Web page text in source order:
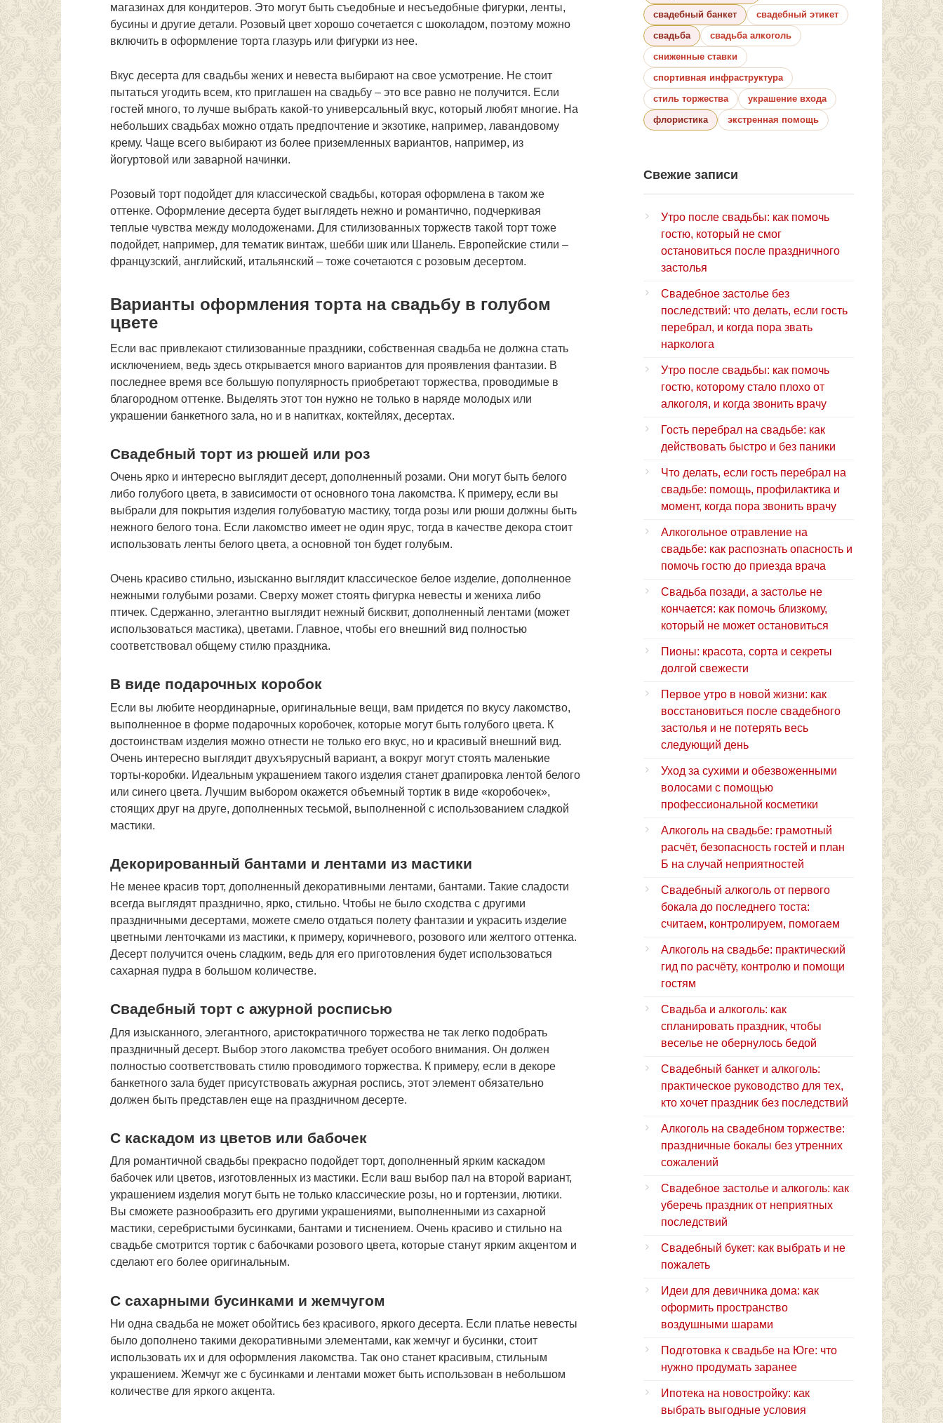
магазинах для кондитеров. Это могут быть съедобные и несъедобные фигурки, ленты,
бусины и другие детали. Розовый цвет хорошо сочетается с шоколадом, поэтому можно
включить в оформление торта глазурь или фигурки из нее.
Вкус десерта для свадьбы жених и невеста выбирают на свое усмотрение. Не стоит
пытаться угодить всем, кто приглашен на свадьбу – это все равно не получится. Если
гостей много, то лучше выбрать какой-то универсальный вкус, который любят многие. На
небольших свадьбах можно отдать предпочтение и экзотике, например, лавандовому
крему. Чаще всего выбирают из более приземленных вариантов, например, из
йогуртовой или заварной начинки.
Розовый торт подойдет для классической свадьбы, которая оформлена в таком же
оттенке. Оформление десерта будет выглядеть нежно и романтично, подчеркивая
теплые чувства между молодоженами. Для стилизованных торжеств такой торт тоже
подойдет, например, для тематик винтаж, шебби шик или Шанель. Европейские стили –
французский, английский, итальянский – тоже сочетаются с розовым десертом.
Варианты оформления торта на свадьбу в голубом
цвете
Если вас привлекают стилизованные праздники, собственная свадьба не должна стать
исключением, ведь здесь открывается много вариантов для проявления фантазии. В
последнее время все большую популярность приобретают торжества, проводимые в
благородном оттенке. Выделять этот тон нужно не только в наряде молодых или
украшении банкетного зала, но и в напитках, коктейлях, десертах.
Свадебный торт из рюшей или роз
Очень ярко и интересно выглядит десерт, дополненный розами. Они могут быть белого
либо голубого цвета, в зависимости от основного тона лакомства. К примеру, если вы
выбрали для покрытия изделия голубоватую мастику, тогда розы или рюши должны быть
нежного белого тона. Если лакомство имеет не один ярус, тогда в качестве декора стоит
использовать ленты белого цвета, а основной тон будет голубым.
Очень красиво стильно, изысканно выглядит классическое белое изделие, дополненное
нежными голубыми розами. Сверху может стоять фигурка невесты и жениха либо
птичек. Сдержанно, элегантно выглядит нежный бисквит, дополненный лентами (может
использоваться мастика), цветами. Главное, чтобы его внешний вид полностью
соответствовал общему стилю праздника.
В виде подарочных коробок
Если вы любите неординарные, оригинальные вещи, вам придется по вкусу лакомство,
выполненное в форме подарочных коробочек, которые могут быть голубого цвета. К
достоинствам изделия можно отнести не только его вкус, но и красивый внешний вид.
Очень интересно выглядит двухъярусный вариант, а вокруг могут стоять маленькие
торты-коробки. Идеальным украшением такого изделия станет драпировка лентой белого
или синего цвета. Лучшим выбором окажется объемный тортик в виде «коробочек»,
стоящих друг на друге, дополненных тесьмой, выполненной с использованием сладкой
мастики.
Декорированный бантами и лентами из мастики
Не менее красив торт, дополненный декоративными лентами, бантами. Такие сладости
всегда выглядят празднично, ярко, стильно. Чтобы не было сходства с другими
праздничными десертами, можете смело отдаться полету фантазии и украсить изделие
цветными ленточками из мастики, к примеру, коричневого, розового или желтого оттенка.
Десерт получится очень сладким, ведь для его приготовления будет использоваться
сахарная пудра в большом количестве.
Свадебный торт с ажурной росписью
Для изысканного, элегантного, аристократичного торжества не так легко подобрать
праздничный десерт. Выбор этого лакомства требует особого внимания. Он должен
полностью соответствовать стилю проводимого торжества. К примеру, если в декоре
банкетного зала будет присутствовать ажурная роспись, этот элемент обязательно
должен быть представлен еще на праздничном десерте.
С каскадом из цветов или бабочек
Для романтичной свадьбы прекрасно подойдет торт, дополненный ярким каскадом
бабочек или цветов, изготовленных из мастики. Если ваш выбор пал на второй вариант,
украшением изделия могут быть не только классические розы, но и гортензии, лютики.
Вы сможете разнообразить его другими украшениями, выполненными из сахарной
мастики, серебристыми бусинками, бантами и тиснением. Очень красиво и стильно на
свадьбе смотрится тортик с бабочками розового цвета, которые станут ярким акцентом и
сделают его более оригинальным.
С сахарными бусинками и жемчугом
Ни одна свадьба не может обойтись без красивого, яркого десерта. Если платье невесты
было дополнено такими декоративными элементами, как жемчуг и бусинки, стоит
использовать их и для оформления лакомства. Так оно станет красивым, стильным
украшением. Жемчуг же с бусинками и лентами может быть использован в небольшом
количестве для яркого акцента.
свадебный банкет
свадебный этикет
свадьба
свадьба алкоголь
сниженные ставки
спортивная инфраструктура
стиль торжества
украшение входа
флористика
экстренная помощь
Свежие записи
Утро после свадьбы: как помочь
гостю, который не смог
остановиться после праздничного
застолья
Свадебное застолье без
последствий: что делать, если гость
перебрал, и когда пора звать
нарколога
Утро после свадьбы: как помочь
гостю, которому стало плохо от
алкоголя, и когда звонить врачу
Гость перебрал на свадьбе: как
действовать быстро и без паники
Что делать, если гость перебрал на
свадьбе: помощь, профилактика и
момент, когда пора звонить врачу
Алкогольное отравление на
свадьбе: как распознать опасность и
помочь гостю до приезда врача
Свадьба позади, а застолье не
кончается: как помочь близкому,
который не может остановиться
Пионы: красота, сорта и секреты
долгой свежести
Первое утро в новой жизни: как
восстановиться после свадебного
застолья и не потерять весь
следующий день
Уход за сухими и обезвоженными
волосами с помощью
профессиональной косметики
Алкоголь на свадьбе: грамотный
расчёт, безопасность гостей и план
Б на случай неприятностей
Свадебный алкоголь от первого
бокала до последнего тоста:
считаем, контролируем, помогаем
Алкоголь на свадьбе: практический
гид по расчёту, контролю и помощи
гостям
Свадьба и алкоголь: как
спланировать праздник, чтобы
веселье не обернулось бедой
Свадебный банкет и алкоголь:
практическое руководство для тех,
кто хочет праздник без последствий
Алкоголь на свадебном торжестве:
праздничные бокалы без утренних
сожалений
Свадебное застолье и алкоголь: как
уберечь праздник от неприятных
последствий
Свадебный букет: как выбрать и не
пожалеть
Идеи для девичника дома: как
оформить пространство
воздушными шарами
Подготовка к свадьбе на Юге: что
нужно продумать заранее
Ипотека на новостройку: как
выбрать выгодные условия